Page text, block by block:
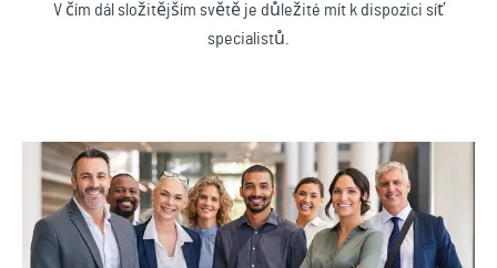
V čím dál složitějším světě je důležité mít k dispozici síť
specialistů.